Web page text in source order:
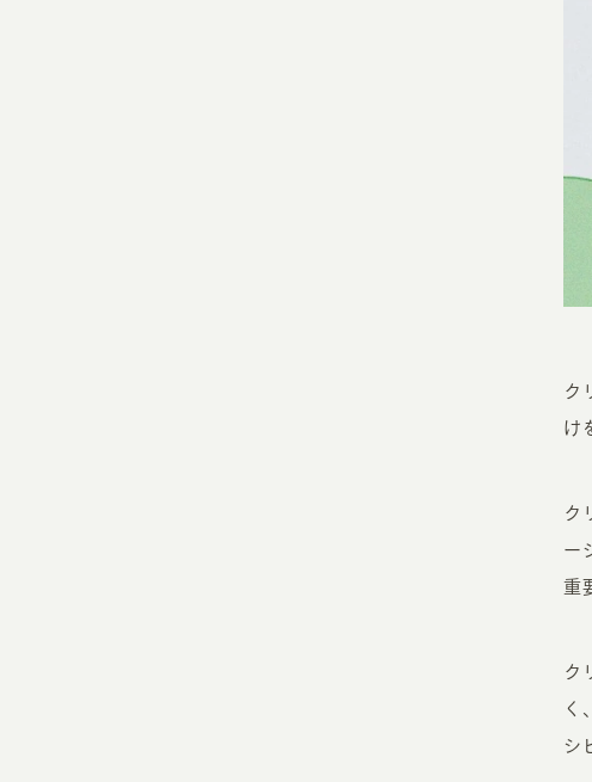
ク
け
ク
ー
重
ク
く
シ